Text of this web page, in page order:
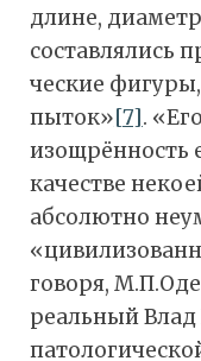
длине,
составлялись
ческие
пыток»[7].
изощрённость
качестве
абсолютно
говоря,
реальный Влад